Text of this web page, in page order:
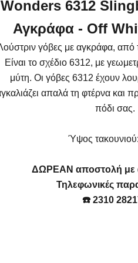
Wonders 6312
Αγκράφα - Off
γόβες με αγκράφα, από
Είναι το σχέδιο 6312, με
μύτη. Οι γόβες 6312 έχουν
απαλά τη φτέρνα και
πόδι σας.
Ύψος
ΔΩΡΕΑΝ αποστολή με
Τηλεφωνικές
☎️ 2310